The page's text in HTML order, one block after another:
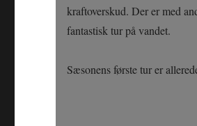
kraftoverskud. Der er med
fantastisk tur på vandet.
Sæsonens første tur er